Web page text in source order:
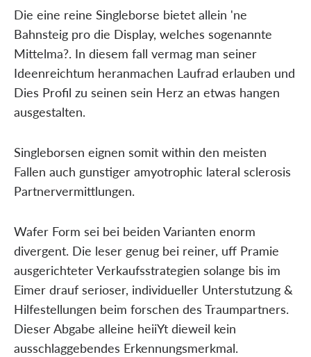
Die eine reine Singleborse bietet allein 'ne
Bahnsteig pro die Display, welches sogenannte
Mittelma?. In diesem fall vermag man seiner
Ideenreichtum heranmachen Laufrad erlauben und
Dies Profil zu seinen sein Herz an etwas hangen
ausgestalten.
Singleborsen eignen somit within den meisten
Fallen auch gunstiger amyotrophic lateral sclerosis
Partnervermittlungen.
Wafer Form sei bei beiden Varianten enorm
divergent. Die leser genug bei reiner, uff Pramie
ausgerichteter Verkaufsstrategien solange bis im
Eimer drauf serioser, individueller Unterstutzung &
Hilfestellungen beim forschen des Traumpartners.
Dieser Abgabe alleine heiiYt dieweil kein
ausschlaggebendes Erkennungsmerkmal.